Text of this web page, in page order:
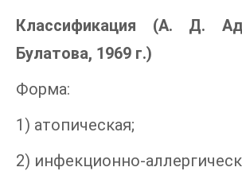
Классификация (А. Д.
Булатова, 1969 г.)
Форма:
1) атопическая;
2) инфекционно-